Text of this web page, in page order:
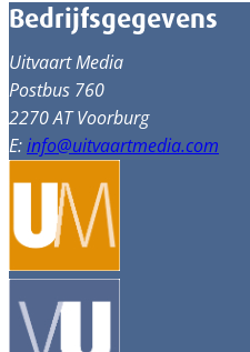
Bedrijfsgegevens
Uitvaart Media
Postbus 760
2270 AT Voorburg
E:info@uitvaartmedia.com